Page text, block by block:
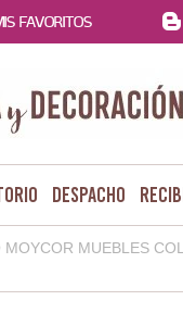
FAVORITOS
Despacho
MOYCOR MUEBLES